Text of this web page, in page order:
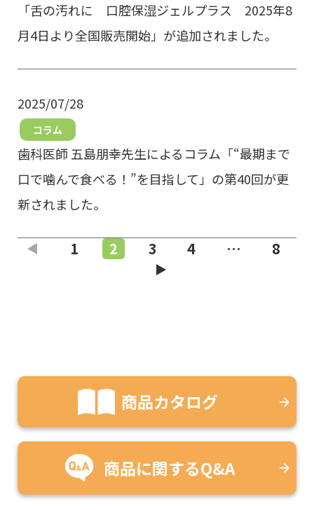
「舌の汚れに 口腔保湿ジェルプラス 2025年8
月4日より全国販売開始」が追加されました。
2025/07/28
コラム
歯科医師 五島朋幸先生によるコラム「“最期まで
口で噛んで食べる！”を目指して」の第40回が更
新されました。
前のページ
1 2 3 4 …
8
商品カタログ
商品に関するQ&A